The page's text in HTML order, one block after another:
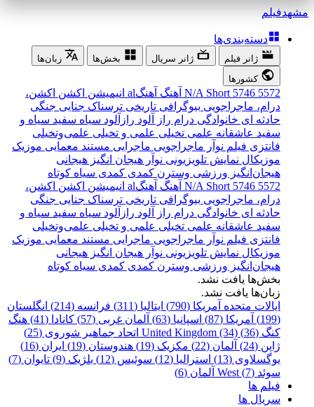
مشهدفیلم
دسته‌بندی‌ها
ژانر فیلم ژانر سریال بخش‌ها
زبان‌ها
کشورها
5572
5746
N/A Short آهنگ آهنگal انیمیشن اکشن اکشن،
درام، ماجراجویی بیوگرافی تاریخی ترسناک جنایی جنگی
حادثه ای خانوادگی درام راز آلود رازآلود سیاه سفید سیاه و
سفید عاشقانه علمی تخیلی علمی و تخیلی علمی‌و‌تخیلی
فانتزی فیلم نوآر ماجراجویی ماجرایی مستند معمایی موزیک
موزیکال نمایش تلویزیونی نوآر هیجان انگیز هیجانی
هیجان‌انگیز ورزشی وسترن کمدی کمدی سیاه کوتاه
5572
5746
N/A Short آهنگ آهنگal انیمیشن اکشن اکشن،
درام، ماجراجویی بیوگرافی تاریخی ترسناک جنایی جنگی
حادثه ای خانوادگی درام راز آلود رازآلود سیاه سفید سیاه و
سفید عاشقانه علمی تخیلی علمی و تخیلی علمی‌و‌تخیلی
فانتزی فیلم نوآر ماجراجویی ماجرایی مستند معمایی موزیک
موزیکال نمایش تلویزیونی نوآر هیجان انگیز هیجانی
هیجان‌انگیز ورزشی وسترن کمدی کمدی سیاه کوتاه
بخش‌ها یافت نشد.
زبان‌ها یافت نشد.
ایالات متحده آمریکا (790)
ایتالیا (311) فرانسه (214)
انگلستان
(199)
آمریکا (87) اسپانیا (63) آلمان غربی (57) کانادا (41)
هنگ
کنگ (36)
United Kingdom (34) اتحاد جماهیر شوروی (25)
ژاپن (24)
آلمان (22) مکزیک (19) هندوستان (19)
ایران (16)
یوگسلاوی (13)
استرالیا (12) سوئیس (12) بلژیک (9)
تایوان (7)
سوئد (7)
West آلمان (6)
فیلم ها
سریال ها